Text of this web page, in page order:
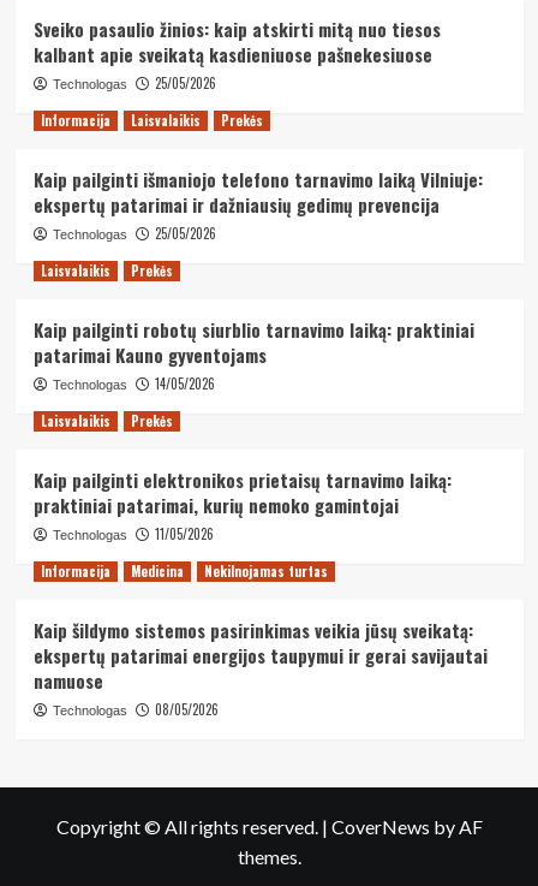
Sveiko pasaulio žinios: kaip atskirti mitą nuo tiesos
kalbant apie sveikatą kasdieniuose pašnekesiuose
Technologas
25/05/2026
Informacija
Laisvalaikis Prekės
Kaip pailginti išmaniojo telefono tarnavimo laiką Vilniuje:
ekspertų patarimai ir dažniausių gedimų prevencija
Technologas
25/05/2026
Laisvalaikis
Prekės
Kaip pailginti robotų siurblio tarnavimo laiką: praktiniai
patarimai Kauno gyventojams
Technologas
14/05/2026
Laisvalaikis
Prekės
Kaip pailginti elektronikos prietaisų tarnavimo laiką:
praktiniai patarimai, kurių nemoko gamintojai
Technologas
11/05/2026
Informacija
Medicina Nekilnojamas turtas
Kaip šildymo sistemos pasirinkimas veikia jūsų sveikatą:
ekspertų patarimai energijos taupymui ir gerai savijautai
namuose
Technologas 08/05/2026
Copyright © All rights reserved. | CoverNews by AF
themes.